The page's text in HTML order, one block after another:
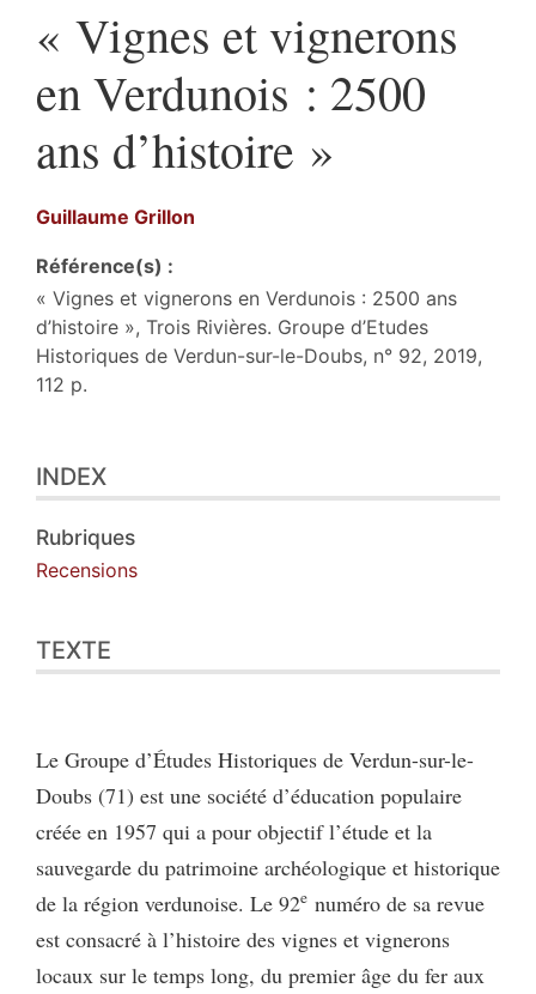
« Vignes et vignerons
en Verdunois : 2500
ans d’histoire »
Guillaume Grillon
Référence(s) :
« Vignes et vignerons en Verdunois : 2500 ans
d’histoire », Trois Rivières. Groupe d’Etudes
Historiques de Verdun-sur-le-Doubs, n° 92, 2019,
112 p.
Texte
Citer cet article
Auteur
INDEX
Rubriques
Recensions
TEXTE
Le Groupe d’Études Historiques de Verdun-sur-le-
Doubs (71) est une société d’éducation populaire
créée en 1957 qui a pour objectif l’étude et la
sauvegarde du patrimoine archéologique et historique
de la région verdunoise. Le 92e numéro de sa revue
est consacré à l’histoire des vignes et vignerons
locaux sur le temps long, du premier âge du fer aux